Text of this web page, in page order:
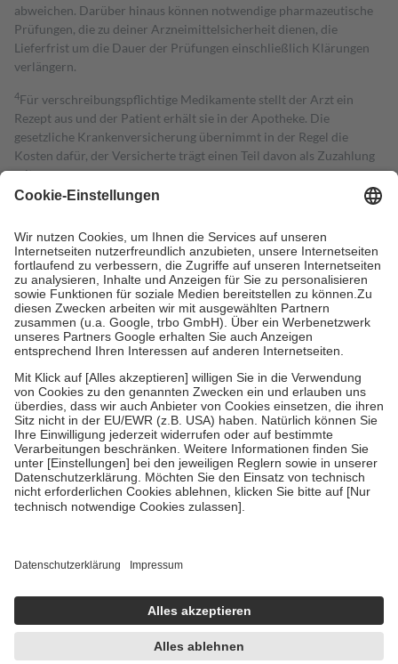
abweichen. Darüber hinaus können notwendige pharmazeutische
Prüfungen, die zu deiner Arzneimittelsicherheit dienen, die
Lieferfrist um die Dauer der Prüfungen einschließlich Klärungen
verlängern.
4Für verschreibungspflichtige Medikamente stellt der Arzt ein
Rezept aus und der Patient erhält sie in der Apotheke. Die
gesetzliche Krankenversicherung übernimmt in der Regel die
Kosten dafür, der Versicherte trägt einen Teil davon als Zuzahlung
mit.
Grundsätzlich leisten Mitglieder Zuzahlungen in Höhe von zehn
höchstens zehn Euro.
Es sind jedoch nie mehr als die tatsächlichen
Kosten der Leistung zu entrichten.
Diese Regeln gelten grundsätzlich auch für Online-Apotheken.
Bei Heilmitteln und häuslicher Krankenpflege beträgt die
Zuzahlung zehn Prozent der Kosten sowie zehn Euro je
Verordnung.
Um das Engagement der Versicherten für ihre eigene Gesundheit zu
stärken und die besondere Stellung der Familie zu unterstützen,
fallenkeine Zuzahlungenan bei:
• Kindern und Jugendlichen bis zum vollendeten 18. Lebensjahr
mit Ausnahme der Fahrkosten
• Untersuchungen zur Vorsorge und Früherkennung, die von der
GKV getragen werden
• empfohlenen Schutzimpfungen
• Harn- und Blutteststreifen
getroffen, um sicherzustellen, dass es sich um echte Bewertungen
https://help.etrusted.com/hc/de/articles/4419944605341
Einige Bilder und Inhalte wurden unter Zuhilfenahme künstlicher